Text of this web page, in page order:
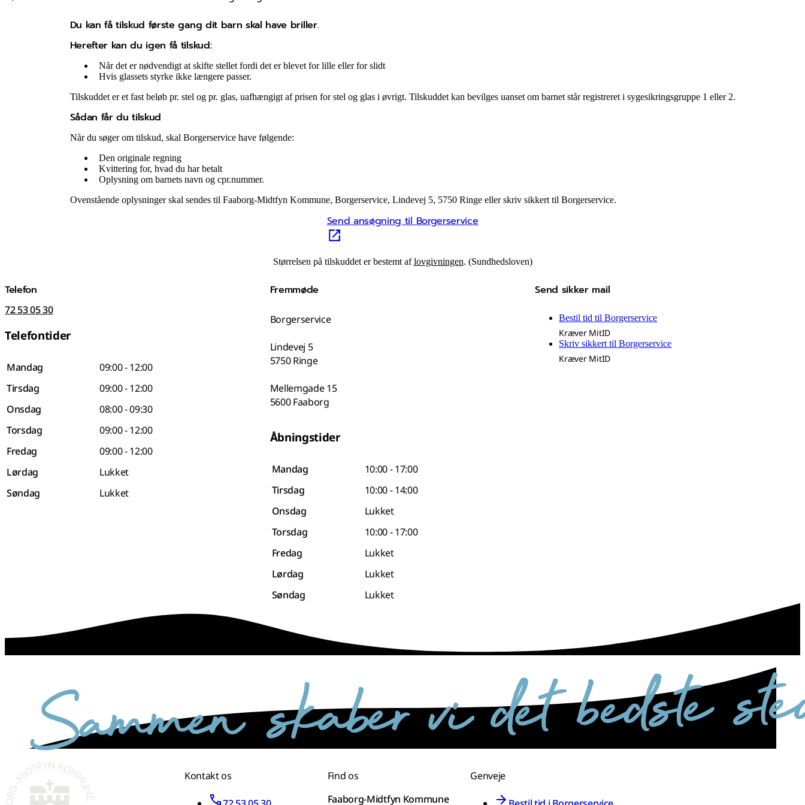
Du kan få tilskud første gang dit barn skal have briller.
Herefter kan du igen få tilskud:
Når det er nødvendigt at skifte stellet fordi det er blevet for lille eller for slidt
Hvis glassets styrke ikke længere passer.
Tilskuddet er et fast beløb pr. stel og pr. glas, uafhængigt af prisen for stel og glas i øvrigt. Tilskuddet kan bevilges uanset om barnet står registreret i sygesikringsgruppe 1 eller 2.
Sådan får du tilskud
Når du søger om tilskud, skal Borgerservice have følgende:
Den originale regning
Kvittering for, hvad du har betalt
Oplysning om barnets navn og cpr.nummer.
Ovenstående oplysninger skal sendes til Faaborg-Midtfyn Kommune, Borgerservice, Lindevej 5, 5750 Ringe eller skriv sikkert til Borgerservice.
Send ansøgning til Borgerservice
Størrelsen på tilskuddet er bestemt aflovgivningen. (Sundhedsloven)
Telefon
72 53 05 30
Telefontider
Mandag
09:00 - 12:00
Tirsdag
09:00 - 12:00
Onsdag
08:00 - 09:30
Torsdag
09:00 - 12:00
Fredag
09:00 - 12:00
Lørdag
Lukket
Søndag
Lukket
Fremmøde
Borgerservice
Lindevej 5
5750 Ringe
Mellemgade 15
5600 Faaborg
Åbningstider
Mandag
10:00 - 17:00
Tirsdag
10:00 - 14:00
Onsdag
Lukket
Torsdag
10:00 - 17:00
Fredag
Lukket
Lørdag
Lukket
Søndag
Lukket
Send sikker mail
Bestil tid til Borgerservice
Kræver MitID
Skriv sikkert til Borgerservice
Kræver MitID
Kontakt os
Find os
Faaborg-Midtfyn Kommune
Genveje